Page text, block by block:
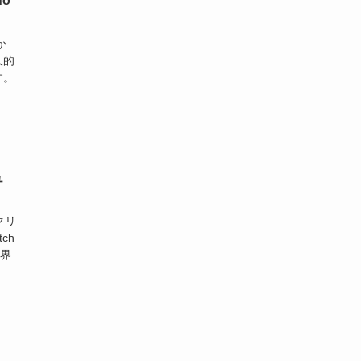
的
リ